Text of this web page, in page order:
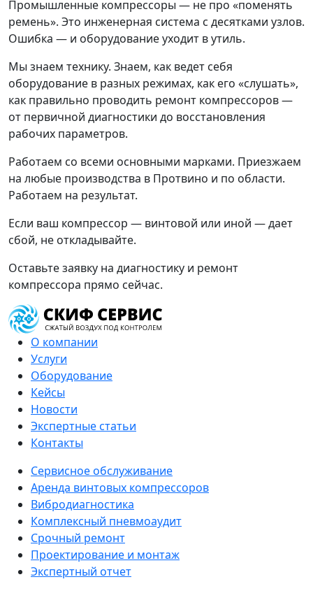
Промышленные компрессоры — не про «поменять
ремень». Это инженерная система с десятками узлов.
Ошибка — и оборудование уходит в утиль.
Мы знаем технику. Знаем, как ведет себя
оборудование в разных режимах, как его «слушать»,
как правильно проводить ремонт компрессоров —
от первичной диагностики до восстановления
рабочих параметров.
Работаем со всеми основными марками. Приезжаем
на любые производства в Протвино и по области.
Работаем на результат.
Если ваш компрессор — винтовой или иной — дает
сбой, не откладывайте.
Оставьте заявку на диагностику и ремонт
компрессора прямо сейчас.
О компании
Услуги
Оборудование
Кейсы
Новости
Экспертные статьи
Контакты
Сервисное обслуживание
Аренда винтовых компрессоров
Вибродиагностика
Комплексный пневмоаудит
Срочный ремонт
Проектирование и монтаж
Экспертный отчет